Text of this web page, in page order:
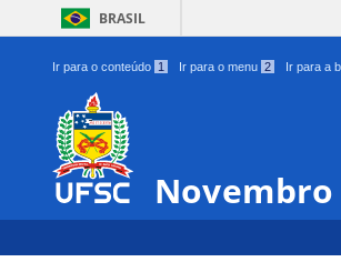
BRASIL
Ir para o conteúdo 1 Ir para o menu 2 Ir para a
Novembro